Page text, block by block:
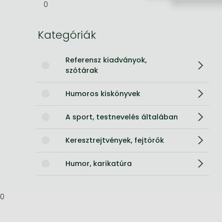
One-Punch Man manga
0
Kategóriák
Referensz kiadványok,
szótárak
Humoros kiskönyvek
A sport, testnevelés általában
Keresztrejtvények, fejtörők
Humor, karikatúra
0